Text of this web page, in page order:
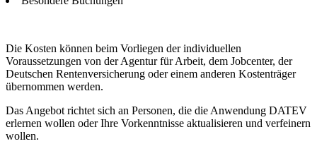
Die Kosten können beim Vorliegen der individuellen
Voraussetzungen von der Agentur für Arbeit, dem Jobcenter, der
Deutschen Rentenversicherung oder einem anderen Kostenträger
übernommen werden.
Das Angebot richtet sich an Personen, die die Anwendung DATEV
erlernen wollen oder Ihre Vorkenntnisse aktualisieren und verfeinern
wollen.